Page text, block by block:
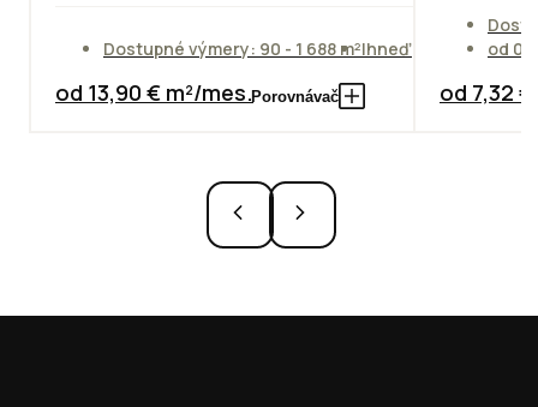
Dostupné výmery: 90 - 1 688 m²Ihneď
od 13,90 € m²/mes.Porovnávač
od
od 7,32